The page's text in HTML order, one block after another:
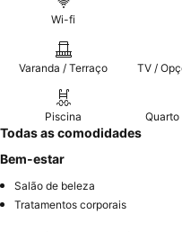
Wi-fi
Varanda / Terraço
Piscina Quarto
Todas as comodidades
Bem-estar
Salão de beleza
Tratamentos corporais